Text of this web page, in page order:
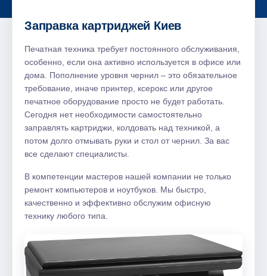
Заправка картриджей Киев
Печатная техника требует постоянного обслуживания,
особенно, если она активно используется в офисе или
дома. Пополнение уровня чернил – это обязательное
требование, иначе принтер, ксерокс или другое
печатное оборудование просто не будет работать.
Сегодня нет необходимости самостоятельно
заправлять картриджи, колдовать над техникой, а
потом долго отмывать руки и стол от чернил. За вас
все сделают специалисты.
В компетенции мастеров нашей компании не только
ремонт компьютеров и ноутбуков. Мы быстро,
качественно и эффективно обслужим офисную
технику любого типа.